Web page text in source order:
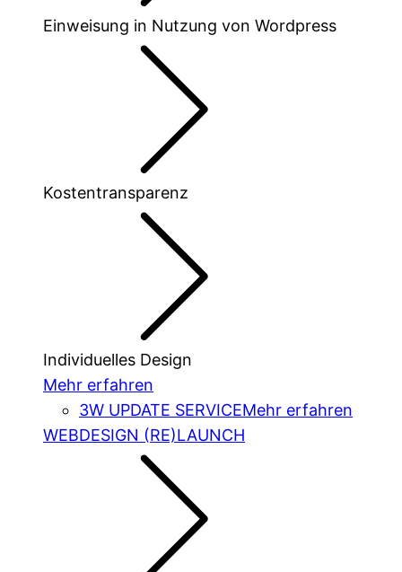
Einweisung in Nutzung von Wordpress
Kostentransparenz
Individuelles Design
Mehr erfahren
3W UPDATE SERVICEMehr erfahren
WEBDESIGN (RE)LAUNCH